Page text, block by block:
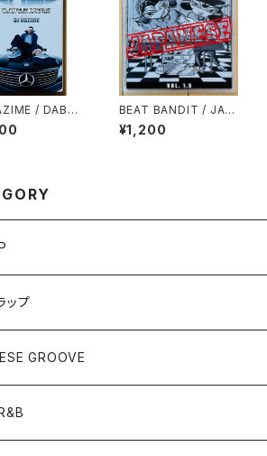
/ DABO
TONGU
SAMPLE
BEAT BANDIT / JAP
ANESE STRICTLY B
REAKS & BEATS VO
¥1,200
SCHOOL
MIDDLE〜NEW SCHOOL
SCHOOL
ップ
SCHOOL〜EARLY 90'S
GROOVE